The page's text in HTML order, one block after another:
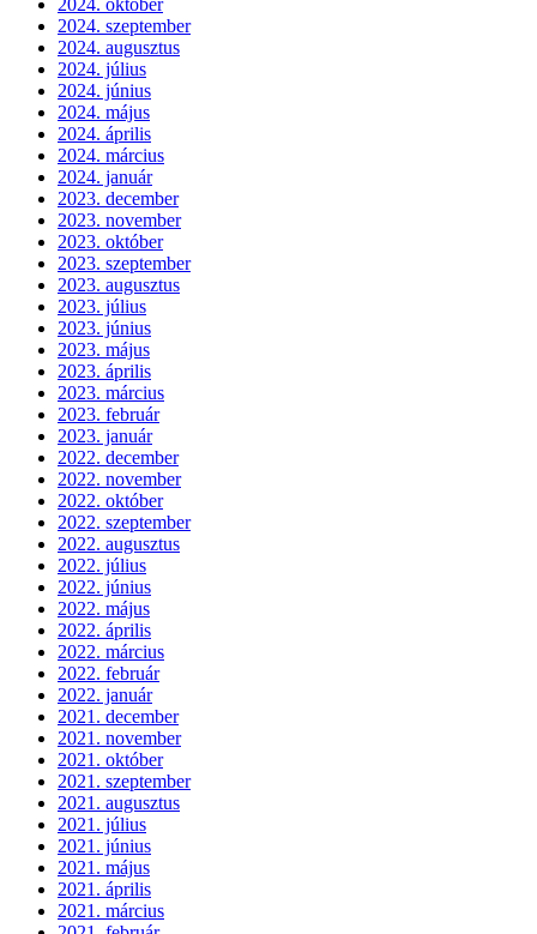
2024. szeptember
2024. augusztus
2024. július
2024. június
2024. május
2024. április
2024. március
2024. január
2023. december
2023. november
2023. október
2023. szeptember
2023. augusztus
2023. július
2023. június
2023. május
2023. április
2023. március
2023. február
2023. január
2022. december
2022. november
2022. október
2022. szeptember
2022. augusztus
2022. július
2022. június
2022. május
2022. április
2022. március
2022. február
2022. január
2021. december
2021. november
2021. október
2021. szeptember
2021. augusztus
2021. július
2021. június
2021. május
2021. április
2021. március